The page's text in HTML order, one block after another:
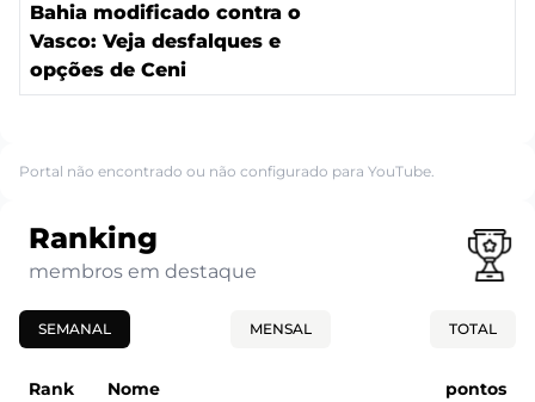
Bahia modificado contra o
Vasco: Veja desfalques e
opções de Ceni
Portal não encontrado ou não configurado para YouTube.
Ranking
membros em destaque
SEMANAL MENSAL TOTAL
Rank Nome pontos